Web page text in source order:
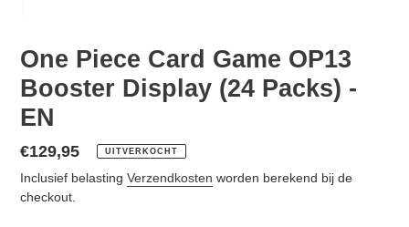
One Piece Card Game OP13
Booster Display (24 Packs) -
EN
Normale
prijs
€129,95 UITVERKOCHT
Inclusief belasting Verzendkosten worden berekend bij de
checkout.